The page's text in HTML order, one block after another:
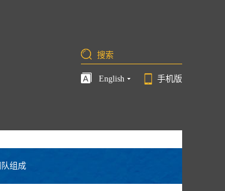
English 手机版
队组成